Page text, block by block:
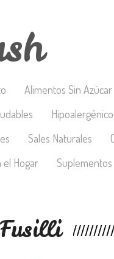
Alimentos Sin Azúcar
Sales Naturales
el Hogar Suplementos